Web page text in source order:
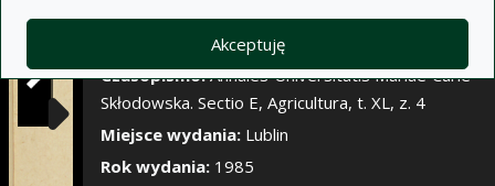
Akceptuję
Pokaż/Ukryj
The influence of ingrater on weed infestation and
yielding of potatoes
Czasopismo:Annales Universitatis Mariae Curie-
Skłodowska. Sectio E, Agricultura, t. XL, z. 4
Miejsce wydania: Lublin
Rok wydania: 1985